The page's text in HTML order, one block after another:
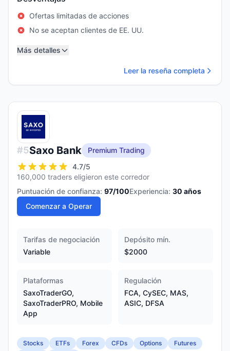
Ofertas limitadas de acciones
No se aceptan clientes de EE. UU.
Más detalles
Leer la reseña completa
#5Saxo Bank
Premium Trading
4.7/5
160,000 traders eligieron este corredor
Puntuación de confianza: 97/100Experiencia: 30 años
Comenzar a Operar
Tarifas de negociación
Variable
Depósito mín.
$2000
Plataformas
SaxoTraderGO,
SaxoTraderPRO, Mobile
App
Regulación
FCA, CySEC, MAS,
ASIC, DFSA
Stocks ETFs Forex CFDs Options
Futures